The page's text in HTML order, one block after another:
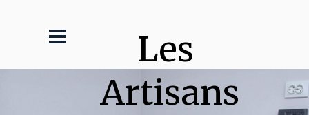
Les
Artisans